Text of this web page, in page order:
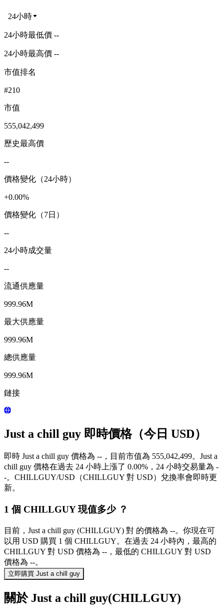
24小時
24小時最低價 --
24小時最高價 --
市值排名
#210
市值
555,042,499
歷史最高價
--
價格變化（24小時）
+0.00%
價格變化（7日）
--
24小時成交量
--
流通供應量
999.96M
最大供應量
999.96M
總供應量
999.96M
鏈接
Just a chill guy 即時價格（今日 USD）
即時 Just a chill guy 價格為 --，目前市值為 555,042,499。Just a
chill guy 價格在過去 24 小時上漲了 0.00%，24 小時交易量為 -
-。CHILLGUY/USD（CHILLGUY 對 USD）兌換率會即時更
新。
1 個 CHILLGUY 現值多少 ？
目前，Just a chill guy (CHILLGUY) 對 的價格為 --。你現在可
以用 USD 購買 1 個 CHILLGUY。在過去 24 小時內，最高的
CHILLGUY 對 USD 價格為 --，最低的 CHILLGUY 對 USD
價格為 --。
立即購買 Just a chill guy
關於 Just a chill guy(CHILLGUY)